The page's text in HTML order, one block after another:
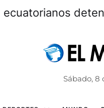
Sábado, 8